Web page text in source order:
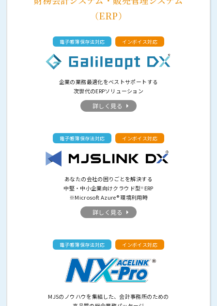
（ERP）
電子帳簿保存法対応 インボイス対応
企業の業務最適化をベストサポートする
次世代のERPソリューション
詳しく見る
電子帳簿保存法対応 インボイス対応
あなたの会社の困りごとを解決する
中堅・中小企業向けクラウド型 ※ ERP
※Microsoft Azure® 環境利用時
詳しく見る
電子帳簿保存法対応 インボイス対応
MJSのノウハウを集結した、会計事務所のための